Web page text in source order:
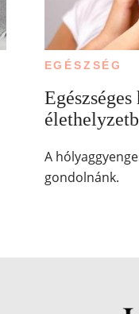
EGÉSZSÉG
A
gondolnánk.